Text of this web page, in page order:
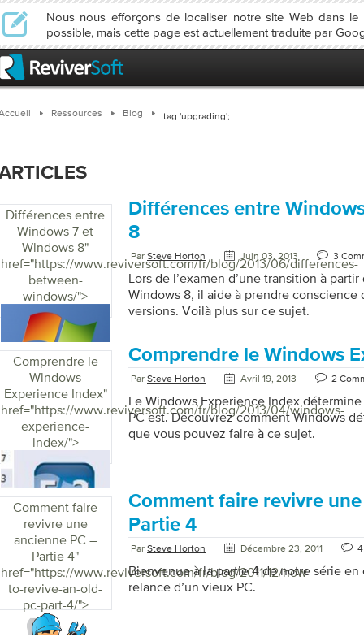
Nous nous efforçons de localiser notre site Web dans
possible, mais cette page est actuellement traduite par
Ressources Blog tag 'upgrading';
Différences entre
Windows 7 et
Windows 8"
href="https://www.reviversoft.com/fr/blog/2013/06/differences-
between-
windows/">
Différences entre
8
Par Steve Horton Juin 03, 2013 3
Lors de l’examen d’une transition à
Windows 8, il aide à prendre conscience
versions. Voilà plus sur ce sujet.
Comprendre le
Windows
Experience Index"
href="https://www.reviversoft.com/fr/blog/2013/04/windows-
experience-
index/">
Comprendre le Windows
Par Steve Horton Avril 19, 2013 2
Le Windows Experience Index
PC est. Découvrez comment Windows
que vous pouvez faire à ce sujet.
Comment faire
revivre une
ancienne PC –
Partie 4"
href="https://www.reviversoft.com/fr/blog/2011/12/how-
to-revive-an-old-
pc-part-4/">
Comment faire revivre
Partie 4
Par Steve Horton Décembre 23, 2011
Bienvenue à la partie 4 de notre série en
relance d’un vieux PC.